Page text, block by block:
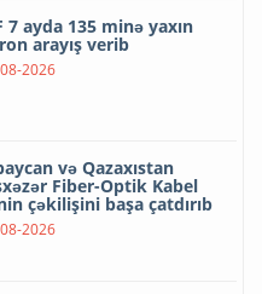
7 ayda 135 minə yaxın
arayış verib
2026
və Qazaxıstan
Fiber-Optik Kabel
çəkilişini başa çatdırıb
2026